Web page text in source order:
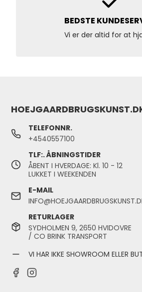
BEDSTE
Vi er der altid for at
TELEFONNR.
+4540557100
TLF:. ÅBNINGSTIDER
ÅBENT I HVERDAGE: Kl. 10 - 12
LUKKET I WEEKENDEN
E-MAIL
RETURLAGER
SYDHOLMEN 9, 2650 HVIDOVRE
/ CO BRINK TRANSPORT
VI HAR IKKE SHOWROOM ELLER